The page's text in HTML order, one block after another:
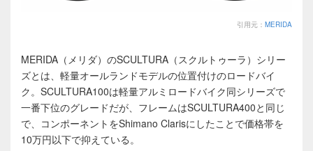
引用元： MERIDA
MERIDA（メリダ）のSCULTURA（スクルトゥーラ）シリー
ズとは、軽量オールランドモデルの位置付けのロードバイ
ク。SCULTURA100は軽量アルミロードバイク同シリーズで
一番下位のグレードだが、フレームはSCULTURA400と同じ
で、コンポーネントをShimano Clarisにしたことで価格帯を
10万円以下で抑えている。